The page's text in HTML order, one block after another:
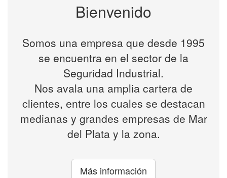
Bienvenido
Somos una empresa que desde 1995
se encuentra en el sector de la
Seguridad Industrial.
Nos avala una amplia cartera de
clientes, entre los cuales se destacan
medianas y grandes empresas de Mar
del Plata y la zona.
Más información